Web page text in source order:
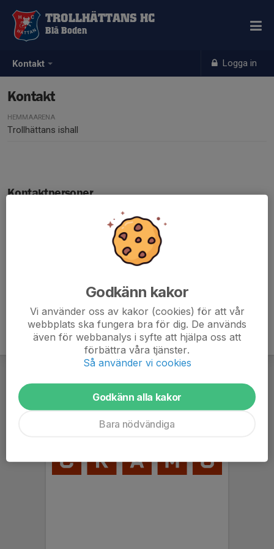
Kontakt Logga in
TROLLHÄTTANS HC
Blå Boden
Kontakt
HEMMAARENA
Trollhättans ishall
Kontaktpersoner
Josefina Holmen
Huvudansvarig Blå Boden
josefina.holmen@hotmail.com
Godkänn kakor
Vi använder oss av kakor (cookies) för att vår
webbplats ska fungera bra för dig. De används
även för webbanalys i syfte att hjälpa oss att
förbättra våra tjänster.
Så använder vi cookies
Godkänn alla kakor
Bara nödvändiga